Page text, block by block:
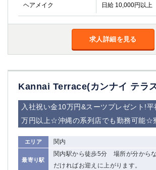
ヘアメイク 日給 10,000円以上
求人詳細を見る
Kannai Terrace(カンナイ テラ
入社祝い金10万円&スーツプレゼント!
万円以上☆沖縄の系列店でも勤務可能☆
エリア 関内
最寄り駅
関内駅から徒歩5分 場所が分から
だければお迎えに上がります。
八千代台
本八幡
浦安
宇都宮
小山
東武宇都宮（宇都宮西口）
茨城県
土浦
群馬県